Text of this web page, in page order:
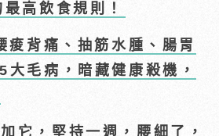
高飲食規則！
痠背痛、抽筋水腫、腸胃
大毛病，暗藏健康殺機，
它，堅持一週，腰細了，